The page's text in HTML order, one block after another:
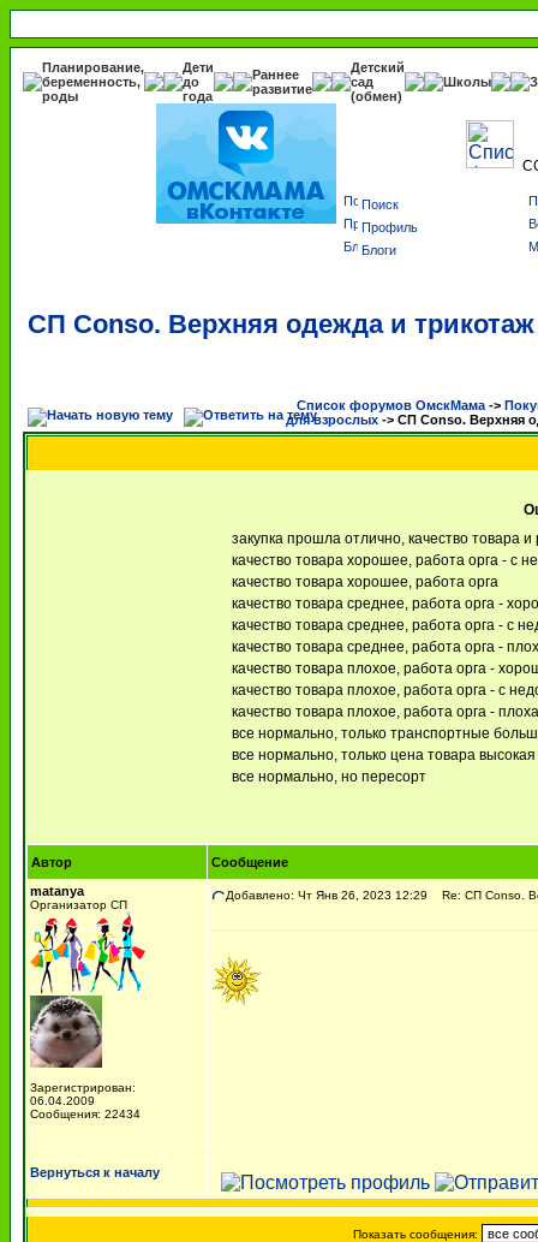
Планирование,
беременность,
роды
Дети
до
года
Раннее
развитие
Детский
сад
(обмен)
Школы
Поиск
Профиль
Блоги
СП Conso. Верхняя одежда и трикотаж
Список форумов ОмскМама ->
для взрослых -> СП Conso. Верхняя
закупка прошла отлично, качество товара
качество товара хорошее, работа орга - с
качество товара хорошее, работа орга
качество товара среднее, работа орга -
качество товара среднее, работа орга - с
качество товара среднее, работа орга -
качество товара плохое, работа орга -
качество товара плохое, работа орга - с
качество товара плохое, работа орга -
все нормально, только транспортные
все нормально, только цена товара
все нормально, но пересорт
Автор
Сообщение
matanya
Организатор СП
Зарегистрирован:
06.04.2009
Сообщения: 22434
Добавлено: Чт Янв 26, 2023 12:29 Re: СП Conso.
Вернуться к началу
Показать сообщения: